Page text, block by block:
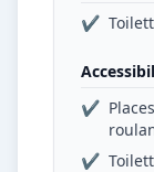
✔
✔
✔